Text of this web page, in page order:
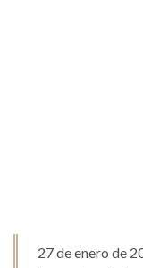
27 de enero de